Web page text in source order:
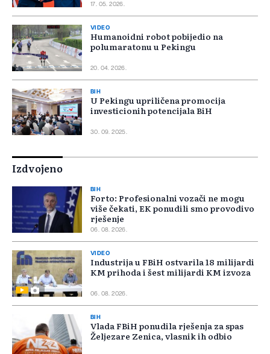
17. 05. 2026.
VIDEO
Humanoidni robot pobijedio na
polumaratonu u Pekingu
20. 04. 2026.
BIH
U Pekingu upriličena promocija
investicionih potencijala BiH
30. 09. 2025.
Izdvojeno
BIH
Forto: Profesionalni vozači ne mogu
više čekati, EK ponudili smo provodivo
rješenje
06. 08. 2026.
VIDEO
Industrija u FBiH ostvarila 18 milijardi
KM prihoda i šest milijardi KM izvoza
06. 08. 2026.
BIH
Vlada FBiH ponudila rješenja za spas
Željezare Zenica, vlasnik ih odbio